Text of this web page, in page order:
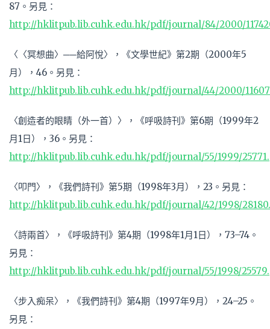
87。另見：
http://hklitpub.lib.cuhk.edu.hk/pdf/journal/84/2000/
〈〈冥想曲〉──給阿悅〉，《文學世紀》第2期（2000年5
月），46。另見：
http://hklitpub.lib.cuhk.edu.hk/pdf/journal/44/2000/
〈創造者的眼睛（外一首）〉，《呼吸詩刊》第6期（1999年2
月1日），36。另見：
http://hklitpub.lib.cuhk.edu.hk/pdf/journal/55/1999/
〈叩門〉，《我們詩刊》第5期（1998年3月），23。另見：
http://hklitpub.lib.cuhk.edu.hk/pdf/journal/42/1998/
〈詩兩首〉，《呼吸詩刊》第4期（1998年1月1日），73–74。
另見：
http://hklitpub.lib.cuhk.edu.hk/pdf/journal/55/1998/
〈步入痴呆〉，《我們詩刊》第4期（1997年9月），24–25。
另見：